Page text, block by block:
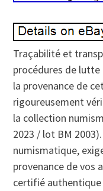
Traçabilité et
procédures de
la provenance de
rigoureusement
la collection
2023 / lot BM
numismatique,
provenance de vos
certifié authentique